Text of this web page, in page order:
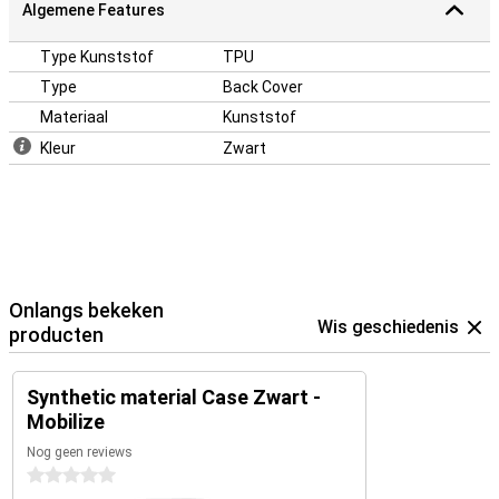
Algemene Features
Type Kunststof
TPU
Type
Back Cover
Materiaal
Kunststof
Kleur
Zwart
Onlangs bekeken
producten
Wis geschiedenis
Synthetic material Case Zwart -
Mobilize
Nog geen reviews
0 sterren